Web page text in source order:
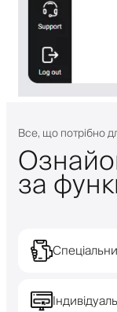
Все, що потрібно
за